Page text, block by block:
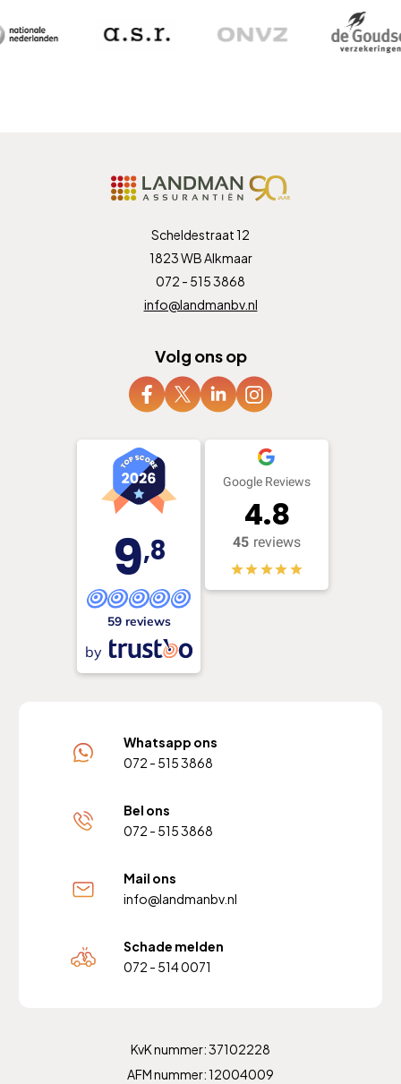
Scheldestraat 12
1823 WB Alkmaar
072 - 515 3868
info@landmanbv.nl
Volg ons op
9,8
59 reviews
by
Google Reviews
4.8
45 reviews
Whatsapp ons
072 - 515 3868
Bel ons
072 - 515 3868
Mail ons
info@landmanbv.nl
Schade melden
072 - 514 0071
KvK nummer: 37102228
AFM nummer: 12004009